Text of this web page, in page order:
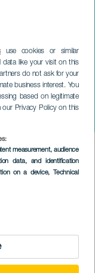
use cookies or similar
like your visit on this
do not ask for your
business interest. You
based on legitimate
our Privacy Policy on this
measurement, audience
data, and identification
on a device, Technical